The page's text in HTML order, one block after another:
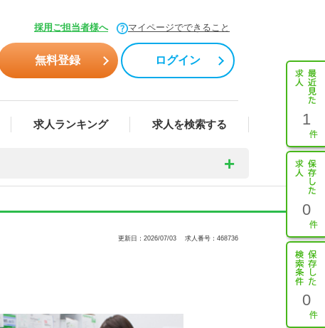
採用ご担当者様へ マイページでできること
無料登録 ログイン
求人ランキング 求人を検索する 1
0
0
更新日：2026/07/03 求人番号：468736